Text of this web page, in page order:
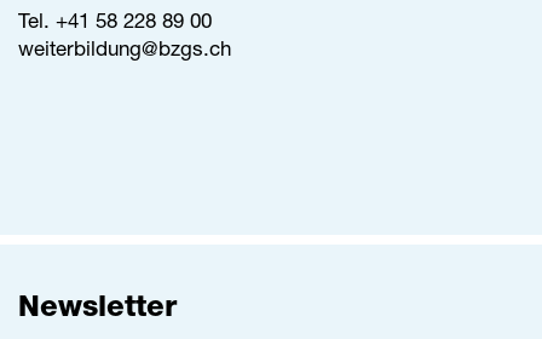
Tel. +41 58 228 89 00
weiterbildung@bzgs.ch
Newsletter